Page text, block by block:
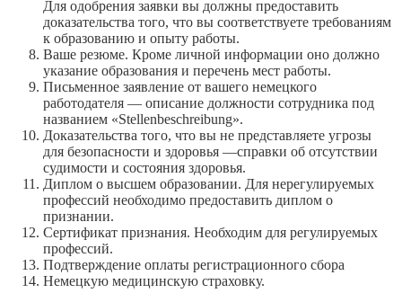
Для одобрения заявки вы должны предоставить
доказательства того, что вы соответствуете требованиям
к образованию и опыту работы.
Ваше резюме. Кроме личной информации оно должно
указание образования и перечень мест работы.
Письменное заявление от вашего немецкого
работодателя — описание должности сотрудника под
названием «Stellenbeschreibung».
Доказательства того, что вы не представляете угрозы
для безопасности и здоровья —справки об отсутствии
судимости и состояния здоровья.
Диплом о высшем образовании. Для нерегулируемых
профессий необходимо предоставить диплом о
признании.
Сертификат признания. Необходим для регулируемых
профессий.
Подтверждение оплаты регистрационного сбора
Немецкую медицинскую страховку.